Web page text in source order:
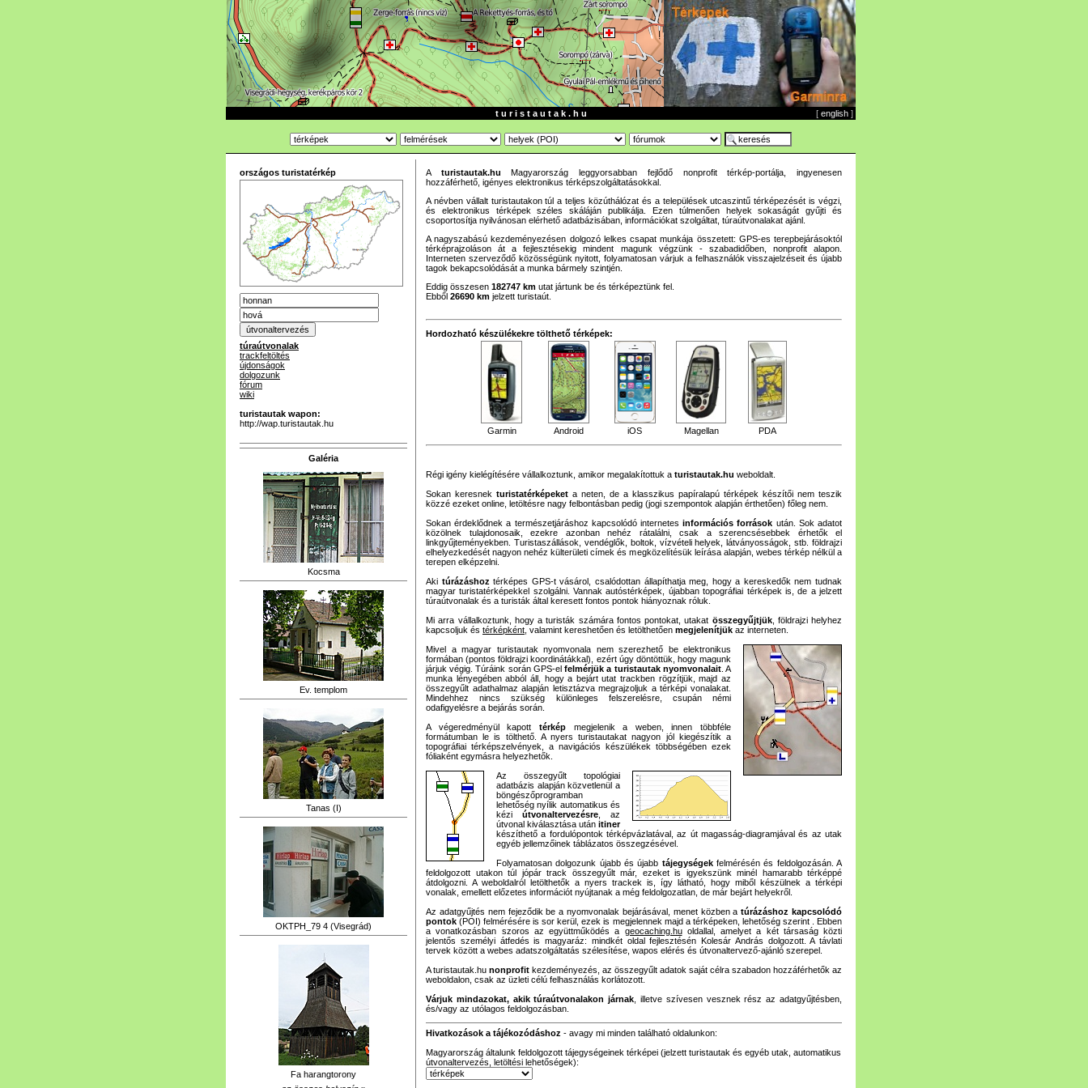
t u r i s t a u t a k . h u [ english ]
országos turistatérkép
túraútvonalak
trackfeltöltés
újdonságok
dolgozunk
fórum
wiki
turistautak wapon:
http://wap.turistautak.hu
Galéria
Kocsma
Ev. templom
Tanas (I)
OKTPH_79 4 (Visegrád)
Fa harangtorony
A turistautak.hu Magyarország leggyorsabban fejlődő nonprofit térkép-portálja, ingyenesen
hozzáférhető, igényes elektronikus térképszolgáltatásokkal.
A névben vállalt turistautakon túl a teljes közúthálózat és a települések utcaszintű térképezését is végzi,
és elektronikus térképek széles skáláján publikálja. Ezen túlmenően helyek sokaságát gyűjti és
csoportosítja nyilvánosan elérhető adatbázisában, információkat szolgáltat, túraútvonalakat ajánl.
A nagyszabású kezdeményezésen dolgozó lelkes csapat munkája összetett: GPS-es terepbejárásoktól
térképrajzoláson át a fejlesztésekig mindent magunk végzünk - szabadidőben, nonprofit alapon.
Interneten szerveződő közösségünk nyitott, folyamatosan várjuk a felhasználók visszajelzéseit és újabb
tagok bekapcsolódását a munka bármely szintjén.
Eddig összesen 182747 km utat jártunk be és térképeztünk fel.
Ebből 26690 km jelzett turistaút.
Hordozható készülékekre tölthető térképek:
Garmin Android iOS Magellan PDA
Régi igény kielégítésére vállalkoztunk, amikor megalakítottuk a turistautak.hu weboldalt.
Sokan keresnek turistatérképeket a neten, de a klasszikus papíralapú térképek készítői nem teszik
közzé ezeket online, letöltésre nagy felbontásban pedig (jogi szempontok alapján érthetően) főleg nem.
Sokan érdeklődnek a természetjáráshoz kapcsolódó internetesinformációs források után. Sok adatot
közölnek tulajdonosaik, ezekre azonban nehéz rátalálni, csak a szerencsésebbek érhetők el
linkgyűjteményekben. Turistaszállások, vendéglők, boltok, vízvételi helyek, látványosságok, stb. földrajzi
elhelyezkedését nagyon nehéz külterületi címek és megközelítésük leírása alapján, webes térkép nélkül a
terepen elképzelni.
Aki túrázáshoz térképes GPS-t vásárol, csalódottan állapíthatja meg, hogy a kereskedők nem tudnak
magyar turistatérképekkel szolgálni. Vannak autóstérképek, újabban topográfiai térképek is, de a jelzett
túraútvonalak és a turisták által keresett fontos pontok hiányoznak róluk.
Mi arra vállalkoztunk, hogy a turisták számára fontos pontokat, utakat összegyűjtjük, földrajzi helyhez
kapcsoljuk és térképként , valamint kereshetően és letölthetően megjelenítjük az interneten.
Mivel a magyar turistautak nyomvonala nem szerezhető be elektronikus
formában (pontos földrajzi koordinátákkal), ezért úgy döntöttük, hogy magunk
járjuk végig. Túráink során GPS-elfelmérjük a turistautak nyomvonalait. A
munka lényegében abból áll, hogy a bejárt utat trackben rögzítjük, majd az
összegyűlt adathalmaz alapján letisztázva megrajzoljuk a térképi vonalakat.
Mindehhez nincs szükség különleges felszerelésre, csupán némi
odafigyelésre a bejárás során.
A végeredményül kapott térképmegjelenik a weben, innen többféle
formátumban le is tölthető. A nyers turistautakat nagyon jól kiegészítik a
topográfiai térképszelvények, a navigációs készülékek többségében ezek
fóliaként egymásra helyezhetők.
Az összegyűlt topológiai
adatbázis alapján közvetlenül a
böngészőprogramban
lehetőség nyílik automatikus és
kézi útvonaltervezésre , az
útvonal kiválasztása után itiner
készíthető a fordulópontok térképvázlatával, az út magasság-diagramjával és az utak
egyéb jellemzőinek táblázatos összegzésével.
Folyamatosan dolgozunk újabb és újabb tájegységekfelmérésén és feldolgozásán. A
feldolgozott utakon túl jópár track összegyűlt már, ezeket is igyekszünk minél hamarabb térképpé
átdolgozni. A weboldalról letölthetők a nyers trackek is, így látható, hogy miből készülnek a térképi
vonalak, emellett előzetes információt nyújtanak a még feldolgozatlan, de már bejárt helyekről.
Az adatgyűjtés nem fejeződik be a nyomvonalak bejárásával, menet közben atúrázáshoz kapcsolódó
pontok (POI) felmérésére is sor kerül, ezek is megjelennek majd a térképeken, lehetőség szerint . Ebben
a vonatkozásban szoros az együttműködés a geocaching.huoldallal, amelyet a két társaság közti
jelentős személyi átfedés is magyaráz: mindkét oldal fejlesztésén Kolesár András dolgozott. A távlati
tervek között a webes adatszolgáltatás szélesítése, wapos elérés és útvonaltervező-ajánló szerepel.
A turistautak.hu nonprofit kezdeményezés, az összegyűlt adatok saját célra szabadon hozzáférhetők az
weboldalon, csak az üzleti célú felhasználás korlátozott.
Várjuk mindazokat, akik túraútvonalakon járnak , illetve szívesen vesznek rész az adatgyűjtésben,
és/vagy az utólagos feldolgozásban.
Hivatkozások a tájékozódáshoz - avagy mi minden található oldalunkon:
Magyarország általunk feldolgozott tájegységeinek térképei (jelzett turistautak és egyéb utak, automatikus
útvonaltervezés, letöltési lehetőségek):